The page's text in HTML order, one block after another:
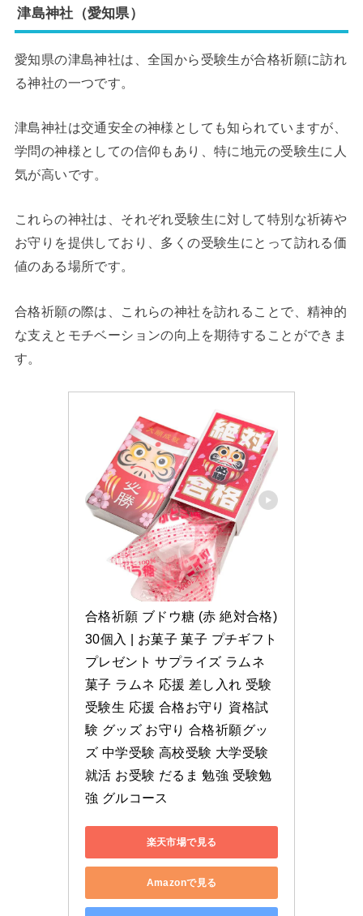
津島神社（愛知県）
愛知県の津島神社は、全国から受験生が合格祈願に訪れ
る神社の一つです。
津島神社は交通安全の神様としても知られていますが、
学問の神様としての信仰もあり、特に地元の受験生に人
気が高いです。
これらの神社は、それぞれ受験生に対して特別な祈祷や
お守りを提供しており、多くの受験生にとって訪れる価
値のある場所です。
合格祈願の際は、これらの神社を訪れることで、精神的
な支えとモチベーションの向上を期待することができま
す。
合格祈願 ブドウ糖 (赤 絶対合格)
30個入 | お菓子 菓子 プチギフト
プレゼント サプライズ ラムネ
菓子 ラムネ 応援 差し入れ 受験
受験生 応援 合格お守り 資格試
験 グッズ お守り 合格祈願グッ
ズ 中学受験 高校受験 大学受験
就活 お受験 だるま 勉強 受験勉
強 グルコース
楽天市場で見る
Amazonで見る